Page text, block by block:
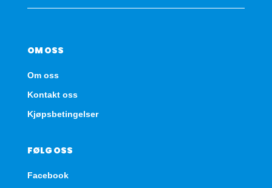
OM OSS
Om oss
Kontakt oss
Kjøpsbetingelser
FØLG OSS
Facebook